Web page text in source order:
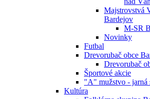
Majstrovstvá
Bardejov
M-SR
Novinky
Futbal
Drevorubač obce
Drevorubač
Športové akcie
"A" mužstvo - jarná
Kultúra